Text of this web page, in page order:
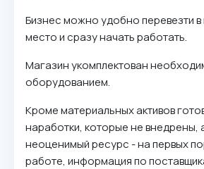
Бизнес можно удобно перевезти
место и сразу начать работать.
Магазин укомплектован
оборудованием.
Кроме материальных активов
наработки, которые не внедрены,
неоценимый ресурс - на первых
работе, информация по